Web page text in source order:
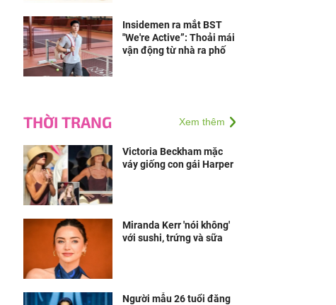
Insidemen ra mắt BST
"We're Active”: Thoải mái
vận động từ nhà ra phố
THỜI TRANG Xem thêm
Victoria Beckham mặc
váy giống con gái Harper
Miranda Kerr 'nói không'
với sushi, trứng và sữa
Người mẫu 26 tuổi đăng